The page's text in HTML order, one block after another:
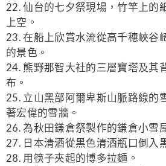
22. 仙台的七夕祭現場，竹竿上的
上空。
23. 在船上欣賞水流從高千穗峽谷
的景色。
24. 熊野那智大社的三層寶塔及其
布。
25. 立山黑部阿爾卑斯山脈路線的
著宏偉的雪牆。
26. 為秋田鎌倉祭製作的鎌倉小雪
27. 日本清酒從黑色清酒瓶口倒入
28. 用筷子夾起的博多拉麵。